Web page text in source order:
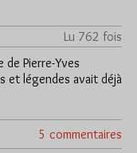
Lu 762 fois
Pierre-Yves
et légendes avait déjà
5 commentaires